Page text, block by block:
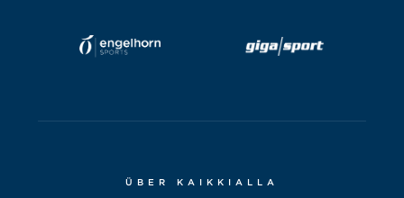
ÜBER KAIKKIALLA